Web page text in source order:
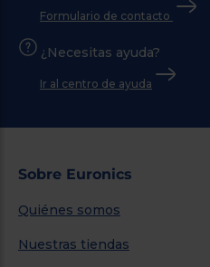
Formulario de contacto
¿Necesitas ayuda?
Ir al centro de ayuda
Sobre Euronics
Quiénes somos
Nuestras tiendas